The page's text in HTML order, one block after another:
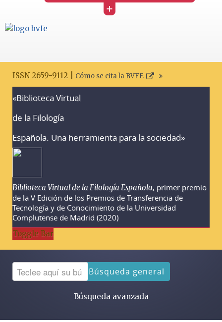
+
ISSN 2659-9112 | Cómo se cita la BVFE
«Biblioteca Virtual
de la Filología
Española. Una herramienta para la sociedad»
Biblioteca Virtual de la Filología Española, primer premio
de la V Edición de los Premios de Transferencia de
Tecnología y de Conocimiento de la Universidad
Complutense de Madrid (2020)
Toggle Bar
Búsqueda general
Búsqueda avanzada